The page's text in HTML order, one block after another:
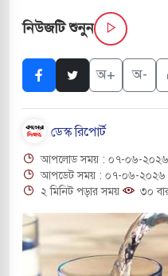
নিয়ন্ত্রণে দেড় হাজার
বন্দুকধারীর গুলিতে শিক্ষক নিহত,
মধ্যপ্রাচ্যে ব্ল্যাকআউটের কঠোর
বিমানবন্দরের নিরাপত্তা
দক্ষিণ কোরিয়ার বন্দি ২৫
নিউজটি শুনুন
অ+ অ-
ডেস্ক রিপোর্ট
আপলোড সময় : ০৭-০৬-২০২৬
আপডেট সময় : ০৭-০৬-২০২৬
২ মিনিট পড়ার সময়
৩০